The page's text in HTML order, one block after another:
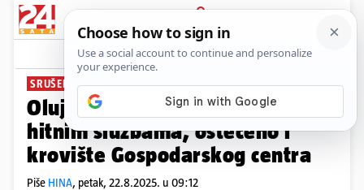
PRIJAVA
News Komentari
SRUŠENA BROJNA STABLA
Oluja u Osijeku! 120 poziva
hitnim službama, oštećeno i
krovište Gospodarskog centra
Piše HINA, petak, 22.8.2025. u 09:12